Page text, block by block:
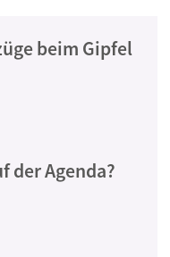
beim Gipfel
der Agenda?